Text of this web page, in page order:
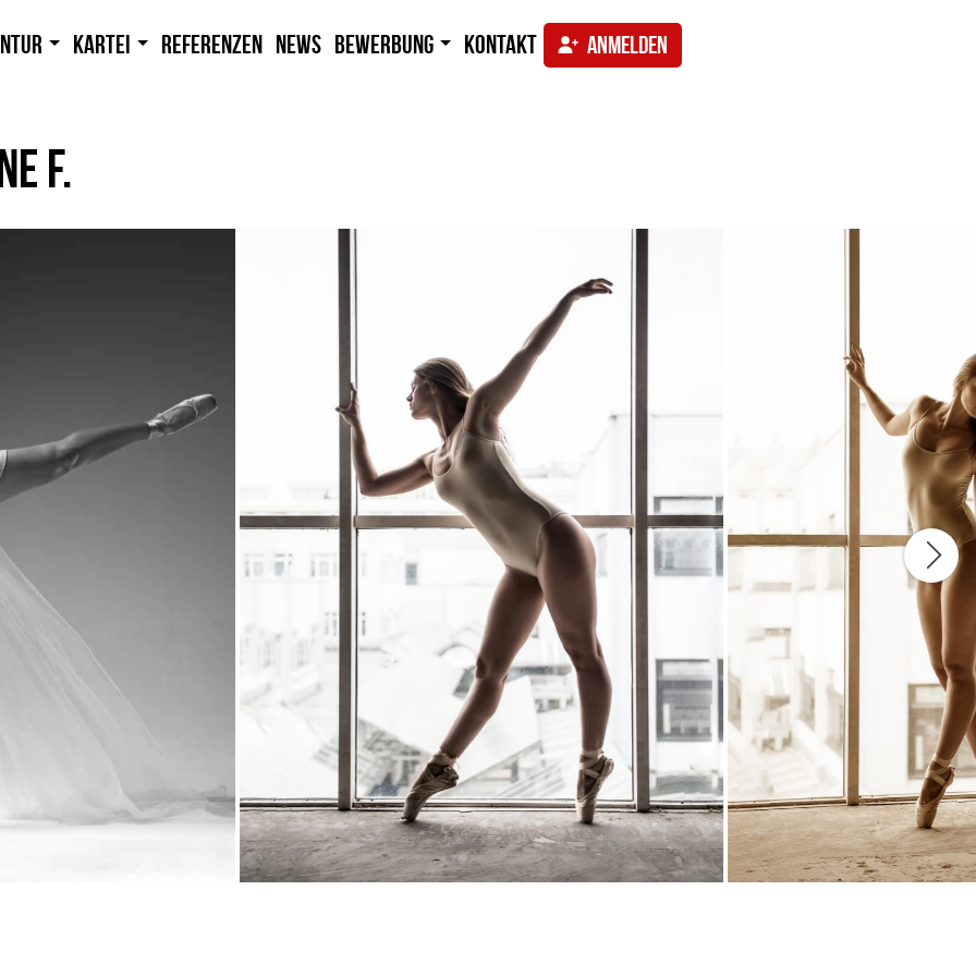
Kartei Referenzen News Bewerbung Kontakt ANMELDEN
F.